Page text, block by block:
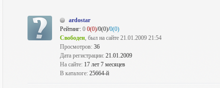
ardostar
Рейтинг: 0 0(0)/0(0)/0(0)
Свободен, был на сайте 21.01.2009 21:54
Просмотров: 36
Дата регистрации: 21.01.2009
На сайте: 17 лет 7 месяцев
В каталоге: 25664-й